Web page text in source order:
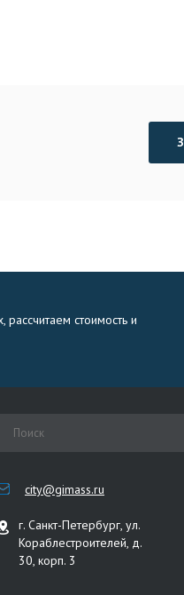
стоимость и
city@gimass.ru
г. Санкт-Петербург, ул.
Кораблестроителей, д.
30, корп. 3